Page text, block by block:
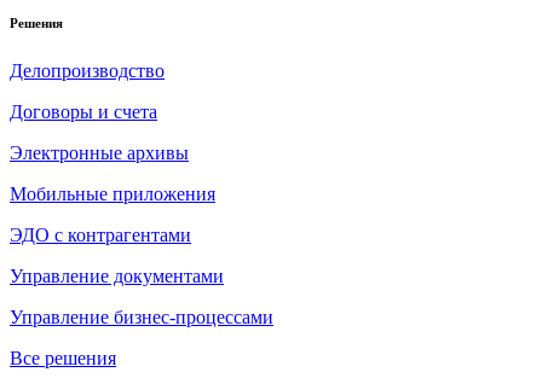
Решения
Делопроизводство
Договоры и счета
Электронные архивы
Мобильные приложения
ЭДО с контрагентами
Управление документами
Управление бизнес-процессами
Все решения